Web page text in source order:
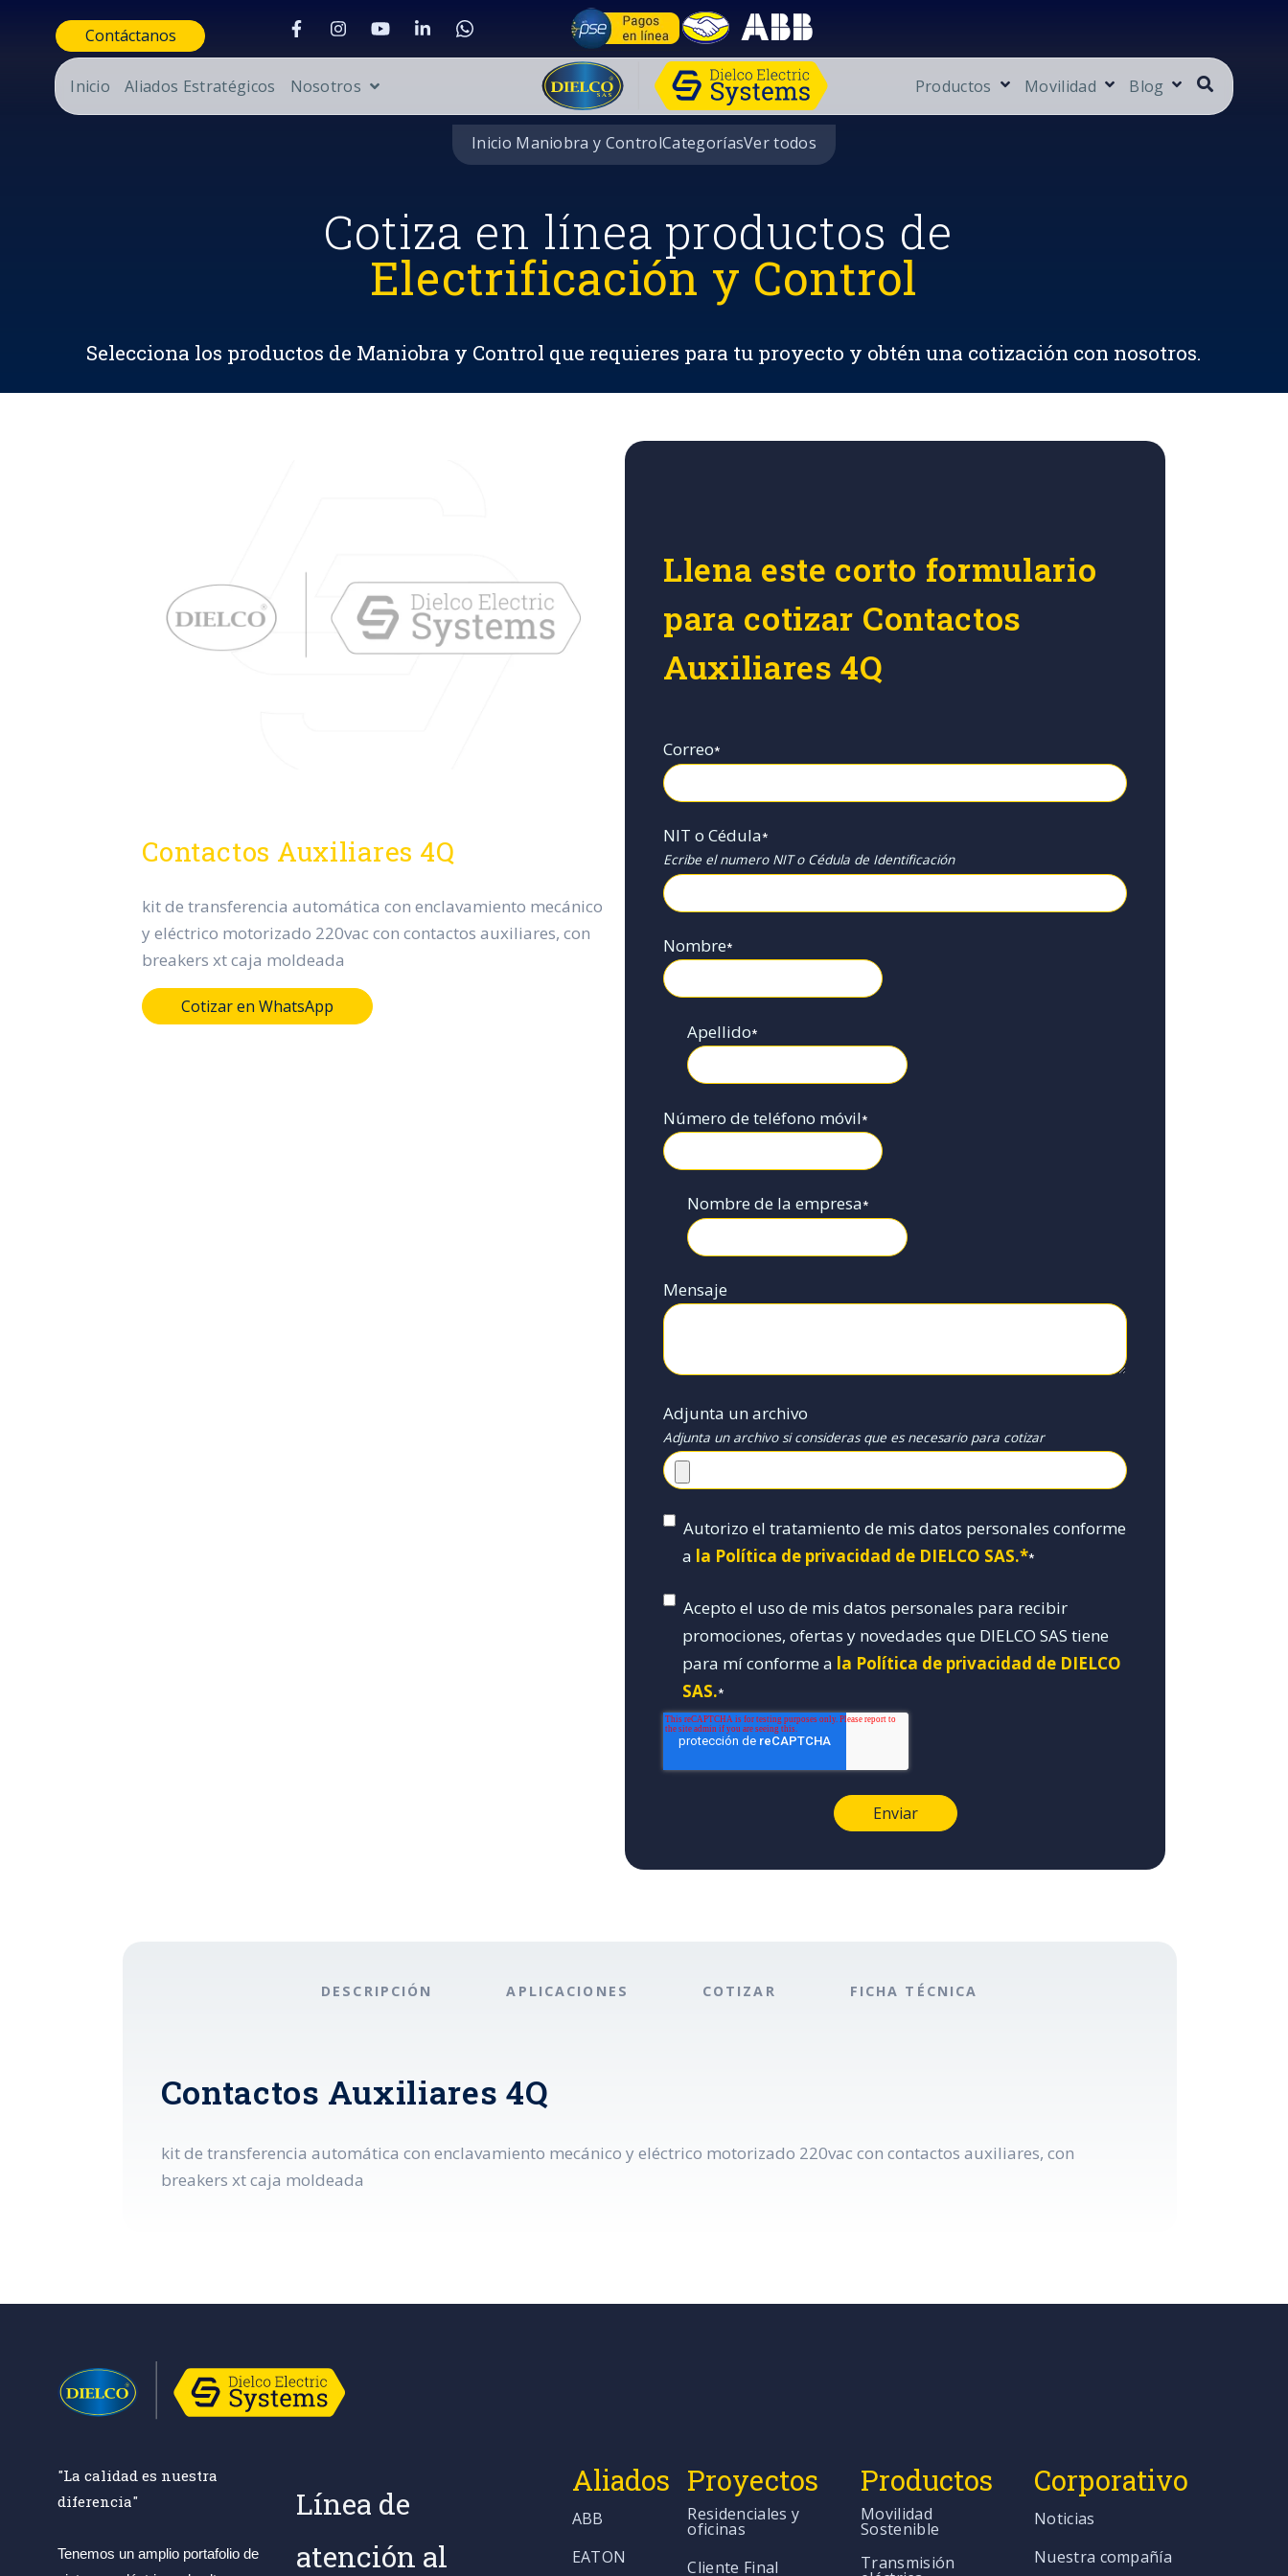
Contáctanos
Inicio Aliados Estratégicos Nosotros Productos Movilidad Blog
Inicio Maniobra y ControlCategoríasVer todos
Cotiza en línea productos de
Electrificación y Control
Selecciona los productos de Maniobra y Control que requieres para tu proyecto y obtén una cotización con nosotros.
Contactos Auxiliares 4Q
kit de transferencia automática con enclavamiento mecánico
y eléctrico motorizado 220vac con contactos auxiliares, con
breakers xt caja moldeada
Cotizar en WhatsApp
Llena este corto formulario
para cotizar Contactos
Auxiliares 4Q
Correo*
NIT o Cédula*
Ecribe el numero NIT o Cédula de Identificación
Nombre*
Apellido*
Número de teléfono móvil*
Nombre de la empresa*
Mensaje
Adjunta un archivo
Adjunta un archivo si consideras que es necesario para cotizar
Autorizo el tratamiento de mis datos personales conforme
a la Política de privacidad de DIELCO SAS.**
Acepto el uso de mis datos personales para recibir
promociones, ofertas y novedades que DIELCO SAS tiene
para mí conforme a la Política de privacidad de DIELCO
SAS.*
DESCRIPCIÓN APLICACIONES COTIZAR FICHA TÉCNICA
Contactos Auxiliares 4Q
kit de transferencia automática con enclavamiento mecánico y eléctrico motorizado 220vac con contactos auxiliares, con
breakers xt caja moldeada
"La calidad es nuestra
diferencia"
Tenemos un amplio portafolio de
Línea de
atención al
Aliados
ABB
EATON
Proyectos
Residenciales y
oficinas
Cliente Final
Productos
Movilidad
Sostenible
Transmisión
Corporativo
Noticias
Nuestra compañía